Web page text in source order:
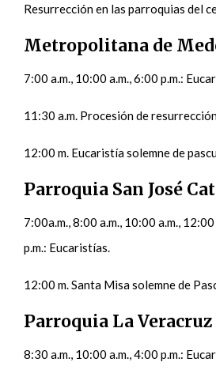
Resurrección en las parroquias del
Metropolitana de
7:00 a.m., 10:00 a.m., 6:00 p.m.:
11:30 a.m. Procesión de
12:00 m. Eucaristía solemne de
Parroquia San José
7:00a.m., 8:00 a.m., 10:00 a.m.,
p.m.: Eucaristías.
12:00 m. Santa Misa solemne de
Parroquia La Veracruz
8:30 a.m., 10:00 a.m., 4:00 p.m.: